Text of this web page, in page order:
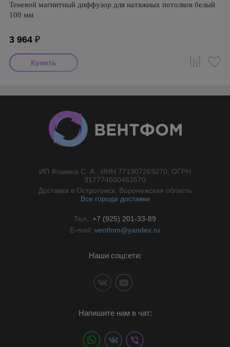
Теневой магнитный диффузор для натяжных потолков белый
100 мм
3 964 ₽
ИП Фомина С. А., ИНН 771907269270, ОГРН
317774600462670
Доставка в Острогожск, Воронежская область
Все города доставки
Тел.: +7 (925) 201-33-89
E-mail: ventfom@yandex.ru
Наши соцсети:
Напишите нам в чат: